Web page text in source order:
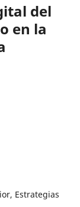
del
en la
Estrategias